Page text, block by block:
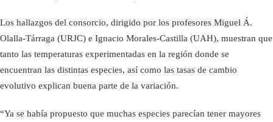
Los hallazgos del consorcio, dirigido por los profesores Miguel Á.
Olalla-Tárraga (URJC) e Ignacio Morales-Castilla (UAH), muestran que
tanto las temperaturas experimentadas en la región donde se
encuentran las distintas especies, así como las tasas de cambio
evolutivo explican buena parte de la variación.
“Ya se había propuesto que muchas especies parecían tener mayores